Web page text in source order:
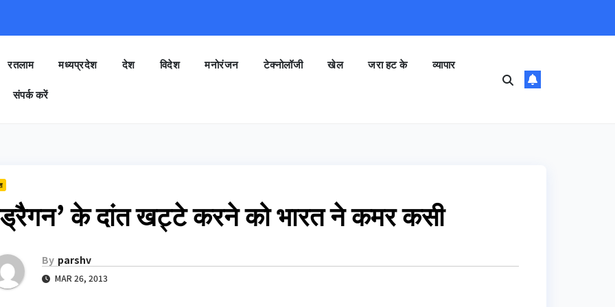
रतलाम मध्यप्रदेश देश विदेश मनोरंजन टेक्नोलॉजी खेल जरा हट के व्यापार
संपर्क करें
के दांत खट्टे करने को भारत ने कमर कसी
By parshv
MAR 26, 2013